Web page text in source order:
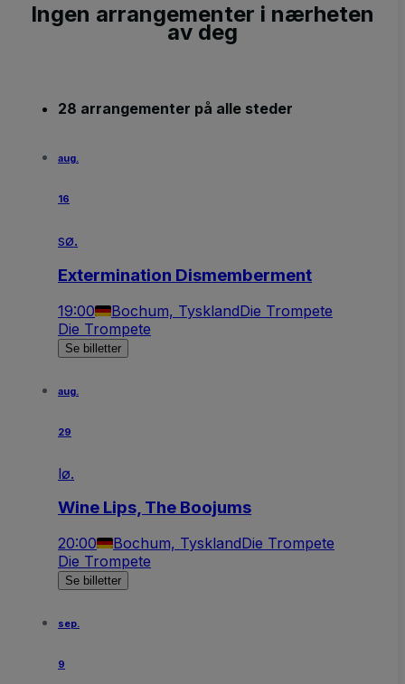
Ingen arrangementer i nærheten
av deg
28 arrangementer på alle steder
aug.
16
sø.
Extermination Dismemberment
19:00 Bochum, TysklandDie Trompete
Die Trompete
Se billetter
aug.
29
lø.
Wine Lips, The Boojums
20:00 Bochum, TysklandDie Trompete
Die Trompete
Se billetter
sep.
9